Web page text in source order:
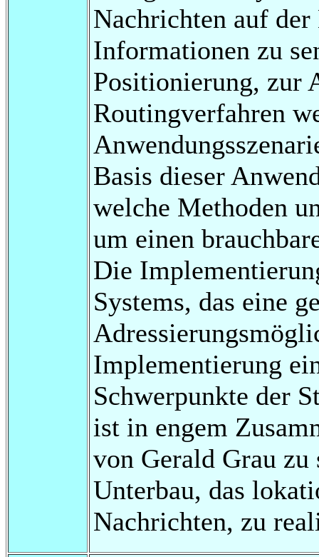
Nachrichten auf
Informationen zu
Positionierung, zur
Routingverfahren
Basis dieser
welche Methoden
um einen
Die
Systems, das eine
Implementierung
Schwerpunkte der
ist in engem
von Gerald Grau zu
Unterbau, das
Nachrichten, zu